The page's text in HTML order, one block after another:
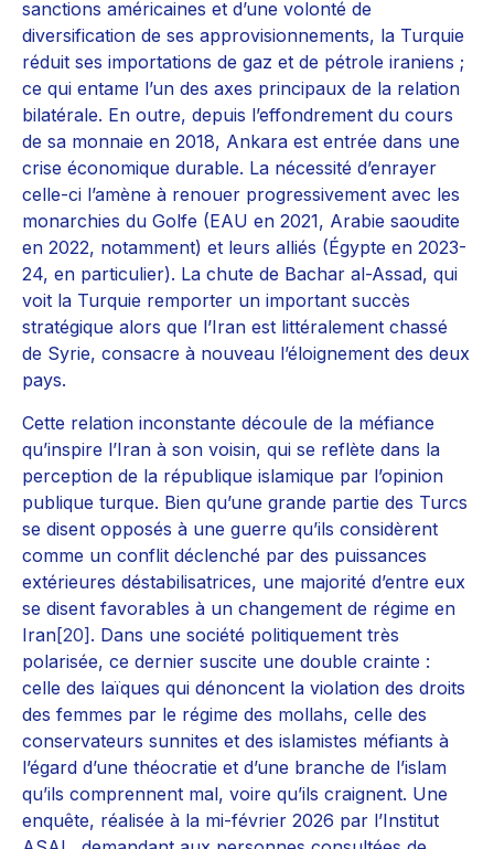
sanctions américaines et d’une volonté de
diversification de ses approvisionnements, la Turquie
réduit ses importations de gaz et de pétrole iraniens ;
ce qui entame l’un des axes principaux de la relation
bilatérale. En outre, depuis l’effondrement du cours
de sa monnaie en 2018, Ankara est entrée dans une
crise économique durable. La nécessité d’enrayer
celle-ci l’amène à renouer progressivement avec les
monarchies du Golfe (EAU en 2021, Arabie saoudite
en 2022, notamment) et leurs alliés (Égypte en 2023-
24, en particulier). La chute de Bachar al-Assad, qui
voit la Turquie remporter un important succès
stratégique alors que l’Iran est littéralement chassé
de Syrie, consacre à nouveau l’éloignement des deux
pays.
Cette relation inconstante découle de la méfiance
qu’inspire l’Iran à son voisin, qui se reflète dans la
perception de la république islamique par l’opinion
publique turque. Bien qu’une grande partie des Turcs
se disent opposés à une guerre qu’ils considèrent
comme un conflit déclenché par des puissances
extérieures déstabilisatrices, une majorité d’entre eux
se disent favorables à un changement de régime en
Iran[20]. Dans une société politiquement très
polarisée, ce dernier suscite une double crainte :
celle des laïques qui dénoncent la violation des droits
des femmes par le régime des mollahs, celle des
conservateurs sunnites et des islamistes méfiants à
l’égard d’une théocratie et d’une branche de l’islam
qu’ils comprennent mal, voire qu’ils craignent. Une
enquête, réalisée à la mi-février 2026 par l’Institut